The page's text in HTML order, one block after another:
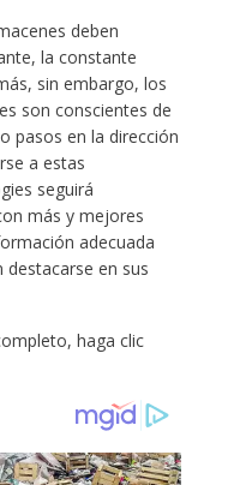
deben
la constante
sin embargo, los
son conscientes de
pasos en la dirección
a estas
seguirá
más y mejores
adecuada
en sus
haga clic